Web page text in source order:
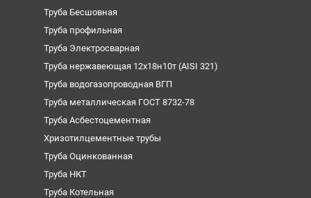
Труба Бесшовная
Труба профильная
Труба Электросварная
Труба нержавеющая 12х18н10т (AISI 321)
Труба водогазопроводная ВГП
Труба металлическая ГОСТ 8732-78
Труба Асбестоцементная
Хризотилцементные трубы
Труба Оцинкованная
Труба НКТ
Труба Котельная